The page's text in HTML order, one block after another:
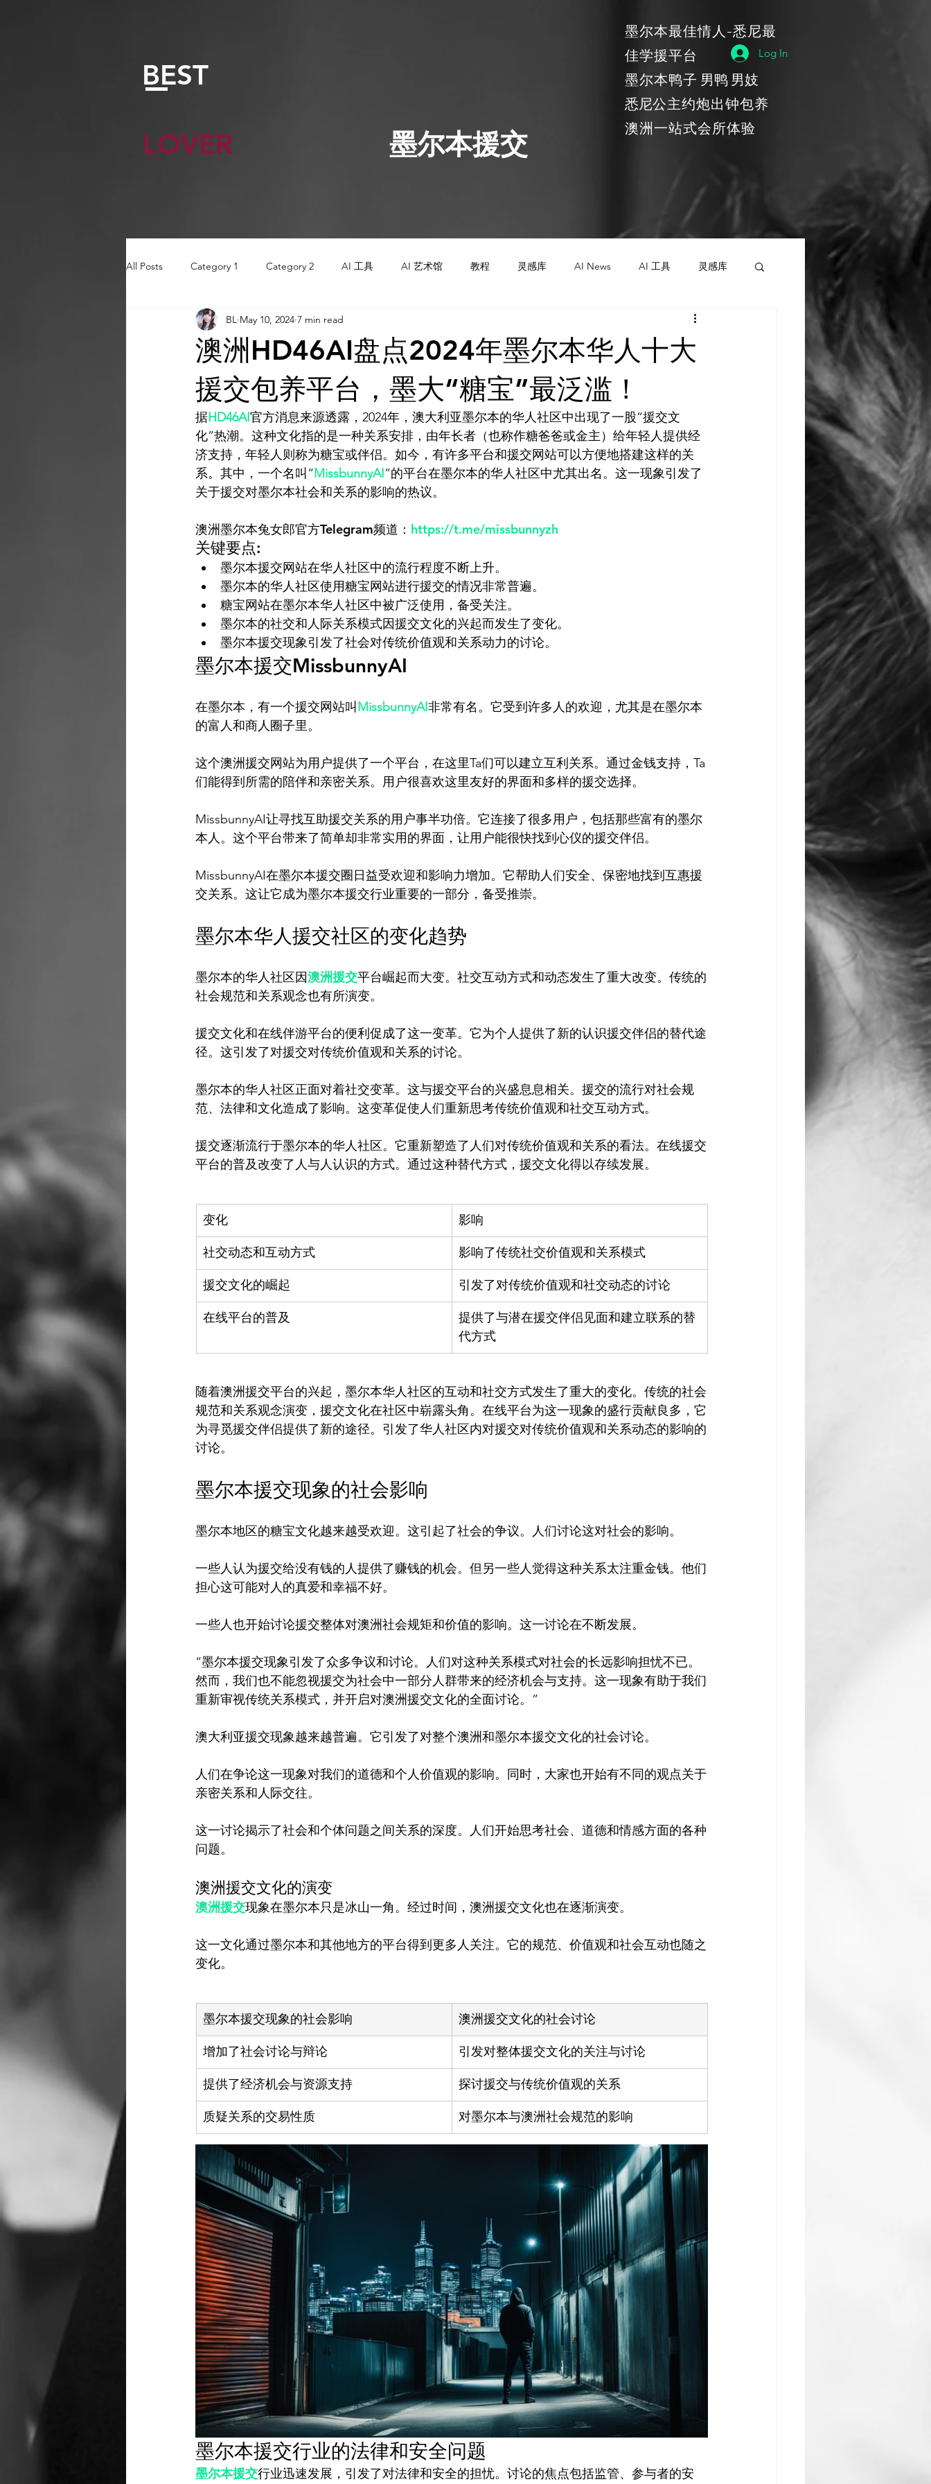
BEST
LOVER 墨尔本援交
​墨尔本最佳情人-悉尼最
佳学援平台
​墨尔本鸭子 男鸭 男妓
​悉尼公主约炮出钟包养
​澳洲一站式会所体验
Log In
All Posts Category 1 Category 2 AI 工具 AI 艺术馆 教程 灵感库 AI News AI 工具 灵感库
AI 工具 AI Tool AI 工具 教程
AI 新闻 AI 工具 AI 艺术馆 教程 灵感库 AI 新闻 AI 艺术馆
澳洲HD46AI盘点2024年墨尔本华人十大
援交包养平台，墨大“糖宝”最泛滥！
BL May 10, 2024 7 min read
据HD46AI官方消息来源透露，2024年，澳大利亚墨尔本的华人社区中出现了一股“援交文
化”热潮。这种文化指的是一种关系安排，由年长者（也称作糖爸爸或金主）给年轻人提供经
济支持，年轻人则称为糖宝或伴侣。如今，有许多平台和援交网站可以方便地搭建这样的关
系。其中，一个名叫“MissbunnyAI”的平台在墨尔本的华人社区中尤其出名。这一现象引发了
澳洲墨尔本兔女郎官方Telegram频道： https://t.me/missbunnyzh
关键要点:
墨尔本援交网站在华人社区中的流行程度不断上升。
墨尔本的华人社区使用糖宝网站进行援交的情况非常普遍。
糖宝网站在墨尔本华人社区中被广泛使用，备受关注。
墨尔本的社交和人际关系模式因援交文化的兴起而发生了变化。
墨尔本援交现象引发了社会对传统价值观和关系动力的讨论。
墨尔本援交MissbunnyAI
在墨尔本，有一个援交网站叫 MissbunnyAI非常有名。它受到许多人的欢迎，尤其是在墨尔本
的富人和商人圈子里。
这个澳洲援交网站为用户提供了一个平台，在这里Ta们可以建立互利关系。通过金钱支持，Ta
们能得到所需的陪伴和亲密关系。用户很喜欢这里友好的界面和多样的援交选择。
MissbunnyAI让寻找互助援交关系的用户事半功倍。它连接了很多用户，包括那些富有的墨尔
本人。这个平台带来了简单却非常实用的界面，让用户能很快找到心仪的援交伴侣。
MissbunnyAI在墨尔本援交圈日益受欢迎和影响力增加。它帮助人们安全、保密地找到互惠援
墨尔本华人援交社区的变化趋势
墨尔本的华人社区因澳洲援交平台崛起而大变。社交互动方式和动态发生了重大改变。传统的
社会规范和关系观念也有所演变。
援交文化和在线伴游平台的便利促成了这一变革。它为个人提供了新的认识援交伴侣的替代途
径。这引发了对援交对传统价值观和关系的讨论。
墨尔本的华人社区正面对着社交变革。这与援交平台的兴盛息息相关。援交的流行对社会规
范、法律和文化造成了影响。这变革促使人们重新思考传统价值观和社交互动方式。
援交逐渐流行于墨尔本的华人社区。它重新塑造了人们对传统价值观和关系的看法。在线援交
变化 影响
社交动态和互动方式 影响了传统社交价值观和关系模式
援交文化的崛起 引发了对传统价值观和社交动态的讨论
在线平台的普及
提供了与潜在援交伴侣见面和建立联系的替
代方式
随着澳洲援交平台的兴起，墨尔本华人社区的互动和社交方式发生了重大的变化。传统的社会
规范和关系观念演变，援交文化在社区中崭露头角。在线平台为这一现象的盛行贡献良多，它
为寻觅援交伴侣提供了新的途径。引发了华人社区内对援交对传统价值观和关系动态的影响的
墨尔本援交现象的社会影响
墨尔本地区的糖宝文化越来越受欢迎。这引起了社会的争议。人们讨论这对社会的影响。
一些人认为援交给没有钱的人提供了赚钱的机会。但另一些人觉得这种关系太注重金钱。他们
担心这可能对人的真爱和幸福不好。
“墨尔本援交现象引发了众多争议和讨论。人们对这种关系模式对社会的长远影响担忧不已。
然而，我们也不能忽视援交为社会中一部分人群带来的经济机会与支持。这一现象有助于我们
重新审视传统关系模式，并开启对澳洲援交文化的全面讨论。”
澳大利亚援交现象越来越普遍。它引发了对整个澳洲和墨尔本援交文化的社会讨论。
人们在争论这一现象对我们的道德和个人价值观的影响。同时，大家也开始有不同的观点关于
亲密关系和人际交往。
这一讨论揭示了社会和个体问题之间关系的深度。人们开始思考社会、道德和情感方面的各种
澳洲援交文化的演变
澳洲援交现象在墨尔本只是冰山一角。经过时间，澳洲援交文化也在逐渐演变。
这一文化通过墨尔本和其他地方的平台得到更多人关注。它的规范、价值观和社会互动也随之
墨尔本援交现象的社会影响 澳洲援交文化的社会讨论
增加了社会讨论与辩论 引发对整体援交文化的关注与讨论
提供了经济机会与资源支持 探讨援交与传统价值观的关系
质疑关系的交易性质 对墨尔本与澳洲社会规范的影响
墨尔本援交行业的法律和安全问题
墨尔本援交行业迅速发展，引发了对法律和安全的担忧。讨论的焦点包括监管、参与者的安